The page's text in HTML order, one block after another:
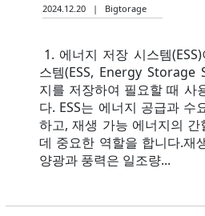
2024.12.20 | Bigtorage
1. 에너지 저장 시스템
스템(ESS, Energy Storage
지를 저장하여 필요할 때 사
다. ESS는 에너지 공급과 수
하고, 재생 가능 에너지의
데 중요한 역할을 합니다.재
양광과 풍력은 일조량...